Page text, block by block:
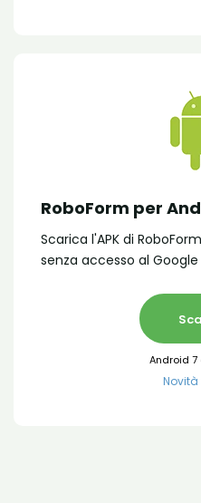
RoboForm per
Scarica l'APK di
senza accesso al Google
Android 7
Novità